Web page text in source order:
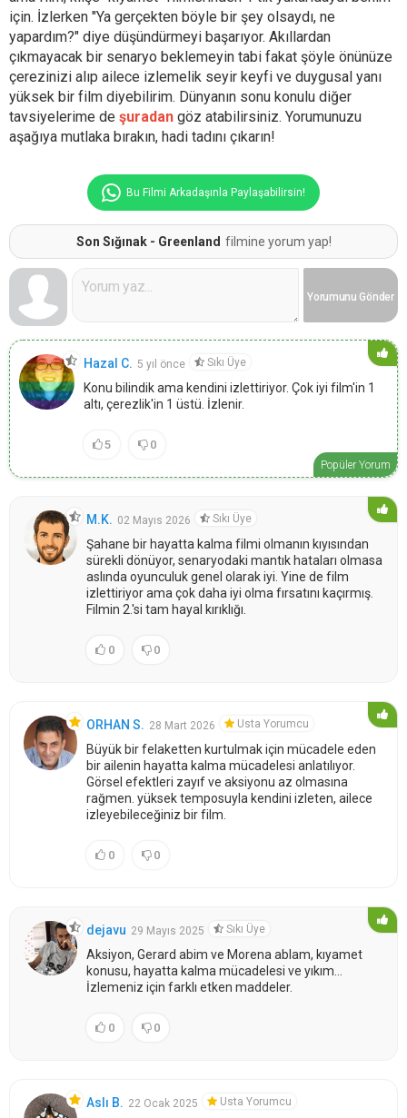
için. İzlerken "Ya gerçekten böyle bir şey olsaydı, ne
yapardım?" diye düşündürmeyi başarıyor. Akıllardan
çıkmayacak bir senaryo beklemeyin tabi fakat şöyle önünüze
çerezinizi alıp ailece izlemelik seyir keyfi ve duygusal yanı
yüksek bir film diyebilirim. Dünyanın sonu konulu diğer
tavsiyelerime de şuradan göz atabilirsiniz. Yorumunuzu
aşağıya mutlaka bırakın, hadi tadını çıkarın!
Bu Filmi Arkadaşınla Paylaşabilirsin!
Son Sığınak - Greenland filmine yorum yap!
Yorumunu Gönder
Popüler Yorum
Hazal C. 5 yıl önce Sıkı Üye
Konu bilindik ama kendini izlettiriyor. Çok iyi film'in 1
altı, çerezlik'in 1 üstü. İzlenir.
5 0
M.K. 02 Mayıs 2026 Sıkı Üye
Şahane bir hayatta kalma filmi olmanın kıyısından
sürekli dönüyor, senaryodaki mantık hataları olmasa
aslında oyunculuk genel olarak iyi. Yine de film
izlettiriyor ama çok daha iyi olma fırsatını kaçırmış.
Filmin 2.'si tam hayal kırıklığı.
0 0
ORHAN S. 28 Mart 2026 Usta Yorumcu
Büyük bir felaketten kurtulmak için mücadele eden
bir ailenin hayatta kalma mücadelesi anlatılıyor.
Görsel efektleri zayıf ve aksiyonu az olmasına
rağmen. yüksek temposuyla kendini izleten, ailece
izleyebileceğiniz bir film.
0 0
dejavu 29 Mayıs 2025 Sıkı Üye
Aksiyon, Gerard abim ve Morena ablam, kıyamet
konusu, hayatta kalma mücadelesi ve yıkım...
İzlemeniz için farklı etken maddeler.
0 0
Aslı B. 22 Ocak 2025 Usta Yorumcu